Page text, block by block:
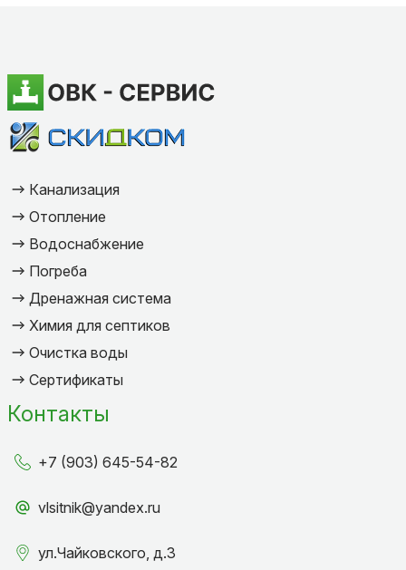
Канализация
Отопление
Водоснабжение
Погреба
Дренажная система
Химия для септиков
Очистка воды
Сертификаты
Контакты
+7 (903) 645-54-82
vlsitnik@yandex.ru
ул.Чайковского, д.3